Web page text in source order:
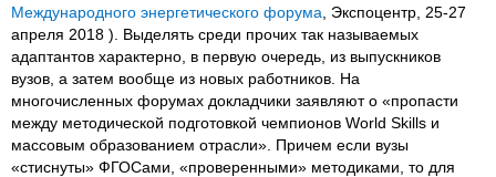
Международного энергетического форума , Экспоцентр, 25-27
апреля 2018 ). Выделять среди прочих так называемых
адаптантов характерно, в первую очередь, из выпускников
вузов, а затем вообще из новых работников. На
многочисленных форумах докладчики заявляют о «пропасти
между методической подготовкой чемпионов World Skills и
массовым образованием отрасли». Причем если вузы
«стиснуты» ФГОСами, «проверенными» методиками, то для